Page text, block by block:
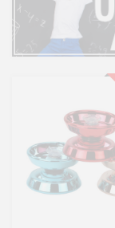
aed
Sport